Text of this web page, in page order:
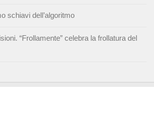
schiavi dell’algoritmo
“Frollamente” celebra la frollatura del